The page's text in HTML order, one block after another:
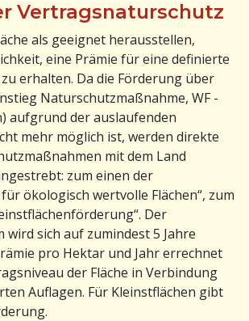
Vertragsnaturschutz
als geeignet herausstellen,
eine Prämie für eine definierte
erhalten. Da die Förderung über
Naturschutzmaßnahme, WF -
aufgrund der auslaufenden
mehr möglich ist, werden direkte
mit dem Land
zum einen der
ökologisch wertvolle Flächen“, zum
Der
sich auf zumindest 5 Jahre
pro Hektar und Jahr errechnet
der Fläche in Verbindung
Auflagen. Für Kleinstflächen gibt